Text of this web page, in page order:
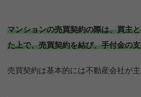
マンションの売買契約の際は、買主
た上で、売買契約を結び、手付金の
売買契約は基本的には不動産会社が主